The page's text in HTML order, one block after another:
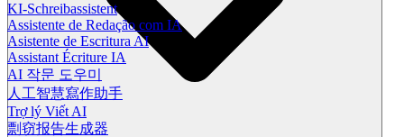
KI-Schreibassistent
Assistente de Redação com IA
Asistente de Escritura AI
Assistant Écriture IA
AI 작문 도우미
人工智慧寫作助手
Trợ lý Viết AI
剽窃报告生成器